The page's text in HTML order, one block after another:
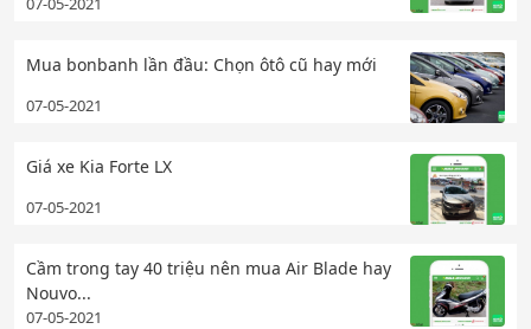
Mua bonbanh lần đầu: Chọn ôtô cũ hay mới
07-05-2021
Giá xe Kia Forte LX
07-05-2021
Cầm trong tay 40 triệu nên mua Air Blade hay
Nouvo...
07-05-2021